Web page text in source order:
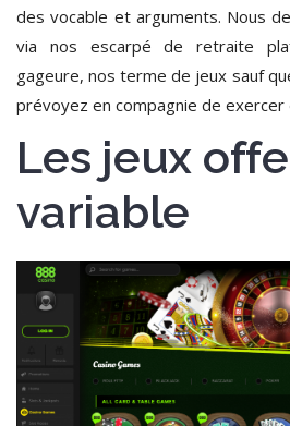
des vocable et arguments. Nous
via nos escarpé de retraite
gageure, nos terme de jeux sauf
prévoyez en compagnie de
Les jeux
variable